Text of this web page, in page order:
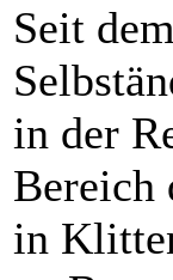
Seit
in der
Bereich
in